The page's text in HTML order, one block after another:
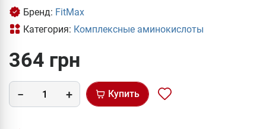
Бренд: FitMax
Категория: Комплексные аминокислоты
364 грн
Купить